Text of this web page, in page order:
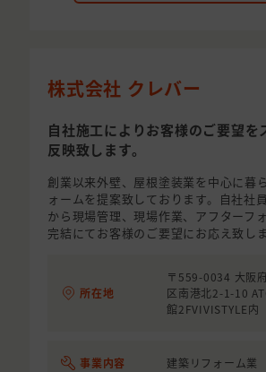
株式会社 クレバー
自社施工によりお客様のご要望を
反映致します。
創業以来外壁、屋根塗装業を中心に暮
ォームを提案致しております。自社社
から現場管理、現場作業、アフターフ
完結にてお客様のご要望にお応え致しま
所在地
〒559-0034 大阪
区南港北2-1-10
館2FVIVISTYLE内
事業内容 建築リフォーム業